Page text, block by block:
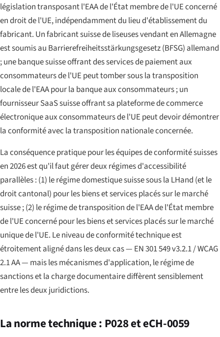
législation transposant l'EAA de l'État membre de l'UE concerné
en droit de l'UE, indépendamment du lieu d'établissement du
fabricant. Un fabricant suisse de liseuses vendant en Allemagne
est soumis au Barrierefreiheitsstärkungsgesetz(BFSG) allemand
; une banque suisse offrant des services de paiement aux
consommateurs de l'UE peut tomber sous la transposition
locale de l'EAA pour la banque aux consommateurs ; un
fournisseur SaaS suisse offrant sa plateforme de commerce
électronique aux consommateurs de l'UE peut devoir démontrer
la conformité avec la transposition nationale concernée.
La conséquence pratique pour les équipes de conformité suisses
en 2026 est qu'il faut gérer deux régimes d'accessibilité
parallèles : (1) le régime domestique suisse sous la LHand (et le
droit cantonal) pour les biens et services placés sur le marché
suisse ; (2) le régime de transposition de l'EAA de l'État membre
de l'UE concerné pour les biens et services placés sur le marché
unique de l'UE. Le niveau de conformité technique est
étroitement aligné dans les deux cas — EN 301 549 v3.2.1 / WCAG
2.1 AA — mais les mécanismes d'application, le régime de
sanctions et la charge documentaire diffèrent sensiblement
entre les deux juridictions.
La norme technique : P028 et eCH-0059